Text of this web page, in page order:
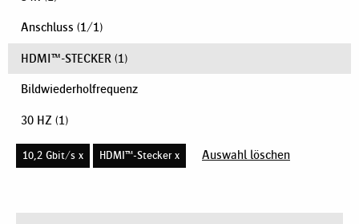
Anschluss (1/1)
HDMI™-STECKER (1)
Bildwiederholfrequenz
30 HZ (1)
10,2 Gbit/s x HDMI™-Stecker x Auswahl löschen